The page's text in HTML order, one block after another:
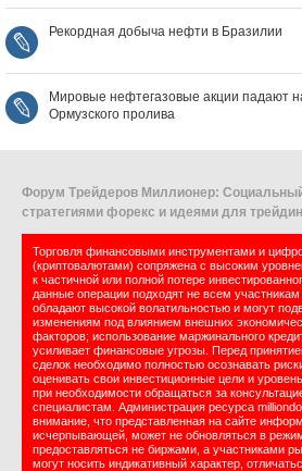
Рекордная добыча нефти в Бразилии
Мировые нефтегазовые акции падают
Ормузского пролива
Форум Трейдеров Миллионер:
стратегиями форекс и идеями для
Торговля финансовыми инструментами и
(криптовалютами) сопряжена с высоким
к частичной или полной потере
данные операции подходят не всем
обладают высокой волатильностью и могут
изменениям под влиянием внешних
факторов; использование маржинального
усиливает финансовые угрозы. Перед
сделок необходимо полностью осознавать
оценивать свои инвестиционные цели и
при необходимости обращаться за
специалистам. Администрация ресурса
внимание, что представленная на сайте
исчерпывающей, может не обновляться в
предоставляться не биржами, а участниками
могут носить индикативный характер,